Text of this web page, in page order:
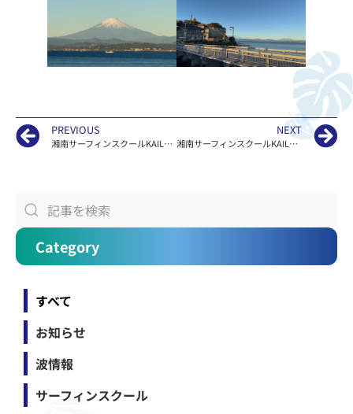
PREVIOUS
湘南サーフィンスクールKAILOAの波情報
NEXT
湘南サーフィンスクールKAILOAの波情報
Category
すべて
お知らせ
波情報
サーフィンスクール